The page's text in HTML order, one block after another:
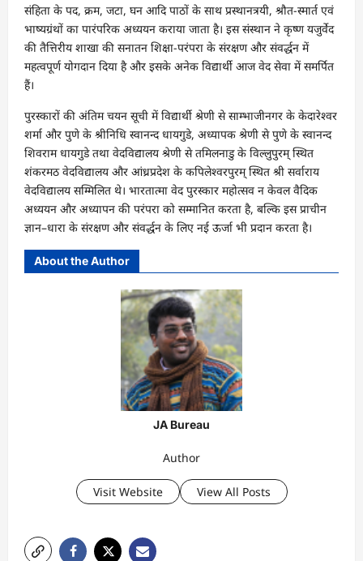
संहिता के पद, क्रम, जटा, घन आदि पाठों के साथ प्रस्थानत्रयी, श्रौत-स्मार्त एवं
भाष्यग्रंथों का पारंपरिक अध्ययन कराया जाता है। इस संस्थान ने कृष्ण यजुर्वेद
की तैत्तिरीय शाखा की सनातन शिक्षा-परंपरा के संरक्षण और संवर्द्धन में
महत्वपूर्ण योगदान दिया है और इसके अनेक विद्यार्थी आज वेद सेवा में समर्पित
हैं।
पुरस्कारों की अंतिम चयन सूची में विद्यार्थी श्रेणी से साम्भाजीनगर के केदारेश्वर
शर्मा और पुणे के श्रीनिधि स्वानन्द धायगुडे, अध्यापक श्रेणी से पुणे के स्वानन्द
शिवराम धायगुडे तथा वेदविद्यालय श्रेणी से तमिलनाडु के विल्लुपुरम् स्थित
शंकरमठ वेदविद्यालय और आंध्रप्रदेश के कपिलेश्वरपुरम् स्थित श्री सर्वाराय
वेदविद्यालय सम्मिलित थे। भारतात्मा वेद पुरस्कार महोत्सव न केवल वैदिक
अध्ययन और अध्यापन की परंपरा को सम्मानित करता है, बल्कि इस प्राचीन
ज्ञान–धारा के संरक्षण और संवर्द्धन के लिए नई ऊर्जा भी प्रदान करता है।
About the Author
JA Bureau
Author
Visit Website View All Posts